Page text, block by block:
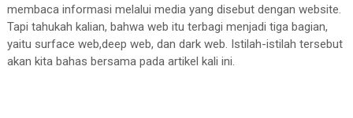
membaca informasi melalui media yang disebut dengan website.
Tapi tahukah kalian, bahwa web itu terbagi menjadi tiga bagian,
yaitu surface web,deep web, dan dark web. Istilah-istilah tersebut
akan kita bahas bersama pada artikel kali ini.